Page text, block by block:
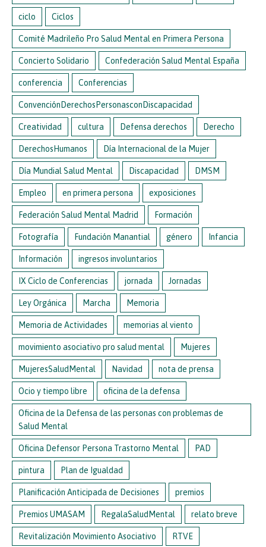
ciclo Ciclos
Comité Madrileño Pro Salud Mental en Primera Persona
Concierto Solidario Confederación Salud Mental España
conferencia Conferencias
ConvenciónDerechosPersonasconDiscapacidad
Creatividad cultura Defensa derechos Derecho
DerechosHumanos Día Internacional de la Mujer
Día Mundial Salud Mental Discapacidad DMSM
Empleo en primera persona exposiciones
Federación Salud Mental Madrid Formación
Fotografía Fundación Manantial género Infancia
Información ingresos involuntarios
IX Ciclo de Conferencias jornada Jornadas
Ley Orgánica Marcha Memoria
Memoria de Actividades memorias al viento
movimiento asociativo pro salud mental Mujeres
MujeresSaludMental Navidad nota de prensa
Ocio y tiempo libre oficina de la defensa
Oficina de la Defensa de las personas con problemas de
Salud Mental
Oficina Defensor Persona Trastorno Mental PAD
pintura Plan de Igualdad
Planificación Anticipada de Decisiones premios
Premios UMASAM RegalaSaludMental relato breve
Revitalización Movimiento Asociativo RTVE